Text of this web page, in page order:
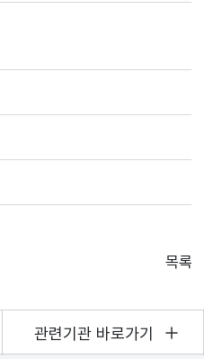
목록
관련기관 바로가기